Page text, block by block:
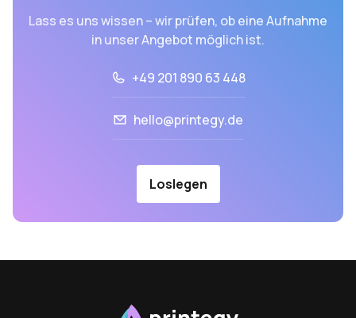
Lass es uns wissen – wir prüfen, ob eine Aufnahme
in unser Angebot möglich ist.
+49 201 890 63 448
hello@printegy.de
Loslegen